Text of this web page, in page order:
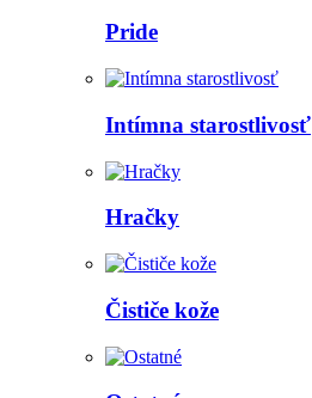
Pride
Intímna starostlivosť
Hračky
Čističe kože